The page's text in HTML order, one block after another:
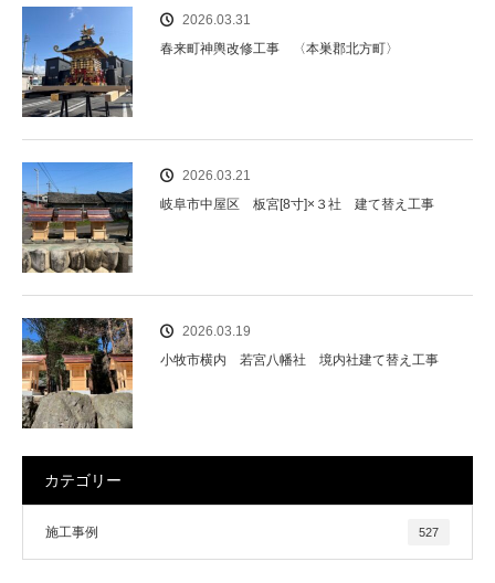
2026.03.31
春来町神輿改修工事 〈本巣郡北方町〉
2026.03.21
岐阜市中屋区 板宮[8寸]×３社 建て替え工事
2026.03.19
小牧市横内 若宮八幡社 境内社建て替え工事
カテゴリー
施工事例 527